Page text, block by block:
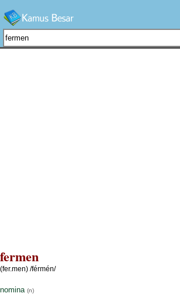
fermen
(fer.men) /férmén/
nomina (n)